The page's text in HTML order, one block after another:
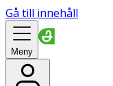
Gå till innehåll
Meny